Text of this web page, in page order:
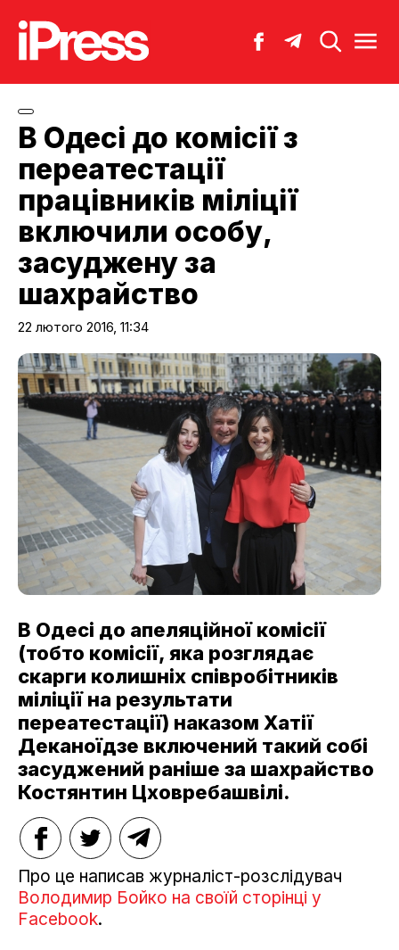
В Одесі до комісії з
переатестації
працівників міліції
включили особу,
засуджену за
шахрайство
22 лютого 2016, 11:34
В Одесі до апеляційної комісії
(тобто комісії, яка розглядає
скарги колишніх співробітників
міліції на результати
переатестації) наказом Хатії
Деканоїдзе включений такий собі
засуджений раніше за шахрайство
Костянтин Цховребашвілі.
Про це написав журналіст-розслідувач
Володимир Бойко на своїй сторінці у
Facebook.